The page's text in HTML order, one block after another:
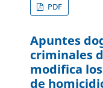
PDF
Apuntes
criminales
modifica
de